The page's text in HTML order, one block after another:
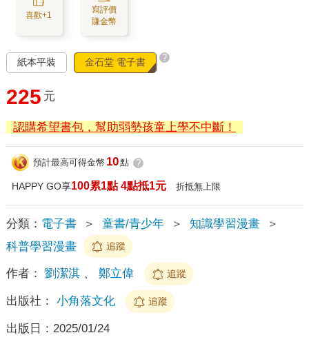
喜歡+1
寫評價
賺金幣
紙本平裝 金石堂 電子書 ?
225 元
認購希望書包，幫助弱勢孩童上學不中斷！
預計最高可得金幣 10點 ?
HAPPY GO享100累1點 4點抵1元 折抵無上限
分類： 電子書 ＞ 童書/青少年 ＞ 知識學習漫畫
＞
科普學習漫畫
追蹤
作者： 劉潔淇、 鄭立偉 追蹤
出版社： 小角落文化 追蹤
出版日： 2025/01/24